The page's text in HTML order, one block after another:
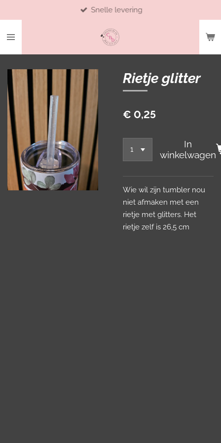
naar
Snelle levering
Rietje glitter
€ 0,25
In
winkelwagen
Wie wil zijn tumbler nou
niet afmaken met een
rietje met glitters. Het
rietje zelf is 26,5 cm